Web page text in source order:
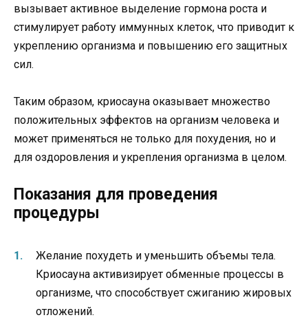
вызывает активное выделение гормона роста и
стимулирует работу иммунных клеток, что приводит к
укреплению организма и повышению его защитных
сил.
Таким образом, криосауна оказывает множество
положительных эффектов на организм человека и
может применяться не только для похудения, но и
для оздоровления и укрепления организма в целом.
Показания для проведения
процедуры
Желание похудеть и уменьшить объемы тела.
Криосауна активизирует обменные процессы в
организме, что способствует сжиганию жировых
отложений.